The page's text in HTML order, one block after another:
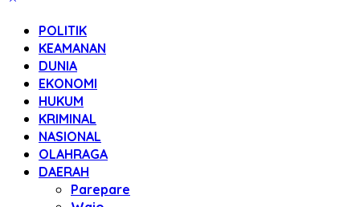
POLITIK
KEAMANAN
DUNIA
EKONOMI
HUKUM
KRIMINAL
NASIONAL
OLAHRAGA
DAERAH
Parepare